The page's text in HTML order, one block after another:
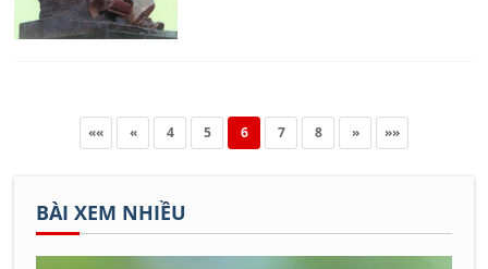
«« « 4 5 6 7 8 » »»
BÀI XEM NHIỀU